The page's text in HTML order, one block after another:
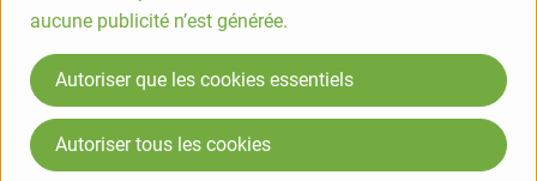
Utilisation :
plus apprécié. Il fait partie de chaque paquet de soupe, il est
donc bien adapté pour les ragoûts et les soupes. Les
poireaux sont aussi délicieux cuits, braisés, gratinés ou crus
en salade.
aucune publicité n’est générée.
Autoriser que les cookies essentiels
Autoriser tous les cookies